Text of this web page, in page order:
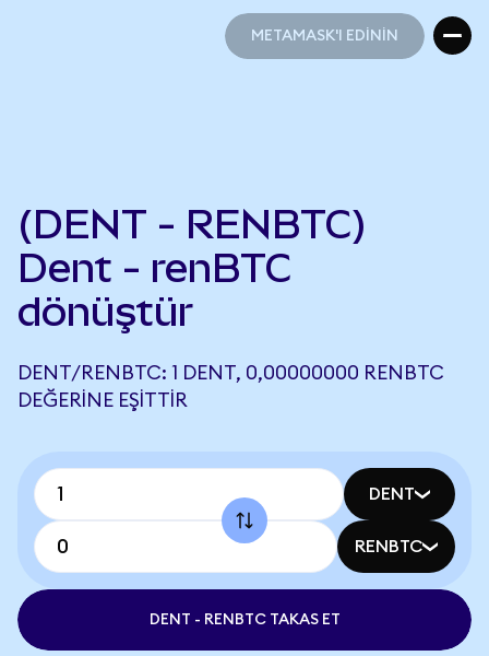
METAMASK'I EDİNİN
(DENT - RENBTC)
Dent - renBTC
dönüştür
DENT/RENBTC: 1 DENT, 0,00000000 RENBTC
DEĞERINE EŞITTIR
DENT
RENBTC
DENT - RENBTC TAKAS ET